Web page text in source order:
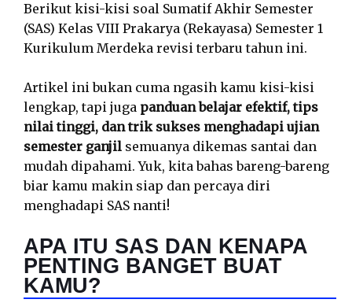
Berikut kisi-kisi soal Sumatif Akhir Semester
(SAS) Kelas VIII Prakarya (Rekayasa) Semester 1
Kurikulum Merdeka revisi terbaru tahun ini.
Artikel ini bukan cuma ngasih kamu kisi-kisi
lengkap, tapi juga panduan belajar efektif, tips
nilai tinggi, dan trik sukses menghadapi ujian
semester ganjil semuanya dikemas santai dan
mudah dipahami. Yuk, kita bahas bareng-bareng
biar kamu makin siap dan percaya diri
menghadapi SAS nanti!
APA ITU SAS DAN KENAPA
PENTING BANGET BUAT
KAMU?